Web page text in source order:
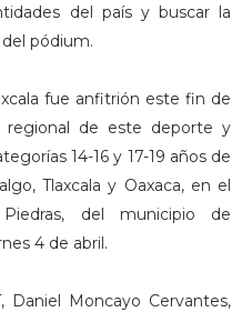
del país y buscar la
pódium.
fue anfitrión este fin de
regional de este deporte y
14-16 y 17-19 años de
Tlaxcala y Oaxaca, en el
del municipio de
4 de abril.
Daniel Moncayo Cervantes,